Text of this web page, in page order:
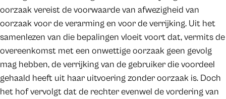
oorzaak vereist de voorwaarde van afwezigheid van
oorzaak voor de verarming en voor de verrijking. Uit het
samenlezen van die bepalingen vloeit voort dat, vermits de
overeenkomst met een onwettige oorzaak geen gevolg
mag hebben, de verrijking van de gebruiker die voordeel
gehaald heeft uit haar uitvoering zonder oorzaak is. Doch
het hof vervolgt dat de rechter evenwel de vordering van